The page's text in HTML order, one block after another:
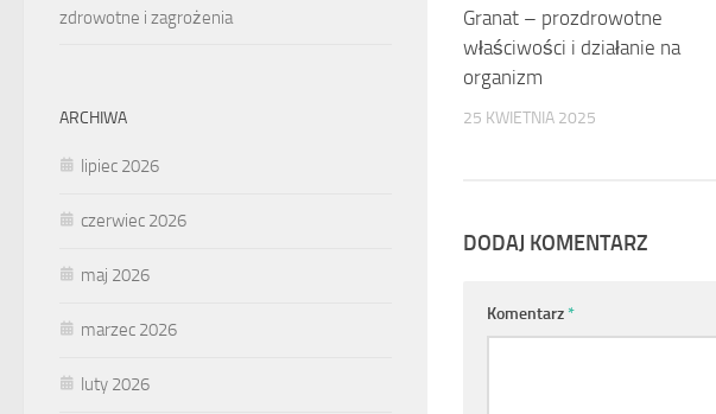
Granat – prozdrowotne
właściwości i działanie na
organizm
25 KWIETNIA 2025
DODAJ KOMENTARZ
Komentarz*
zdrowotne i zagrożenia
ARCHIWA
lipiec 2026
czerwiec 2026
maj 2026
marzec 2026
luty 2026